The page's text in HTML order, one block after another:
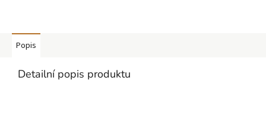
Popis
Detailní popis produktu